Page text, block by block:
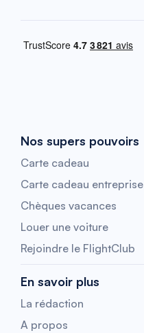
Nos supers pouvoirs
Carte cadeau
Carte cadeau entreprise
Chèques vacances
Louer une voiture
Rejoindre le FlightClub
En savoir plus
La rédaction
A propos